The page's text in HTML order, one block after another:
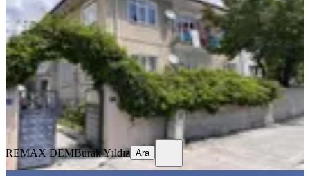
Merkez, Yavuz Selim Mahallesi
3+1·125 m²·Yüksek giriş ·23.07.2026
13.000 ₺
REMAX DEMBurak Yıldız
Ara
REMAX DEMBurak Yıldız Ara